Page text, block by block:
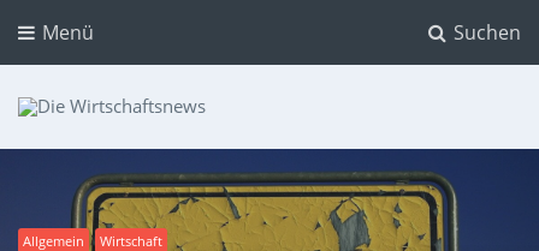
Suchen
Menü
Dein Ratgeber für Aktien und Kryptowährungen
Allgemein Wirtschaft